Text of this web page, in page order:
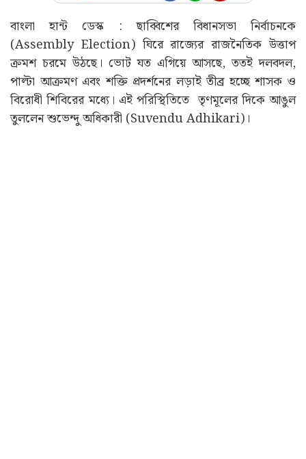
বাংলা হান্ট ডেস্ক : ছাব্বিশের বিধানসভা নির্বাচনকে
(Assembly Election) ঘিরে রাজ্যের রাজনৈতিক উত্তাপ
ক্রমশ চরমে উঠছে। ভোট যত এগিয়ে আসছে, ততই দলবদল,
পাল্টা আক্রমণ এবং শক্তি প্রদর্শনের লড়াই তীব্র হচ্ছে শাসক ও
বিরোধী শিবিরের মধ্যে। এই পরিস্থিতিতে ‌ তৃণমূলের দিকে আঙুল
তুললেন শুভেন্দু অধিকারী (Suvendu Adhikari)।